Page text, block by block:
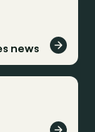
news